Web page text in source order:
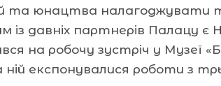
та юнацтва
давніх партнерів Палацу є
на робочу зустріч у
експонувалися роботи з